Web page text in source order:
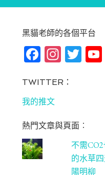
黑貓老師的各個平台
Fa
bo
ok
In
ag
m
T
TWITTER：
我的推文
熱門文章與頁面︰
不需
的水草
陽明柳